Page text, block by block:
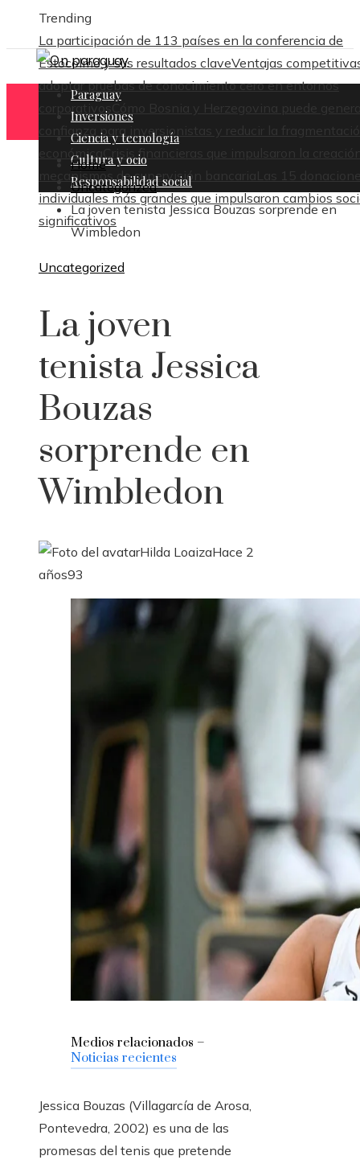
Trending
La participación de 113 países en la conferencia de
Estocolmo y sus resultados claveVentajas
adoptar pruebas de conocimiento cero en entornos
corporativos
Cómo Bosnia y Herzegovina puede
confianza para inversionistas y reducir la
económica
Crisis financieras que impulsaron la
mecanismos de supervisión bancaria
Las 15
individuales más grandes que impulsaron cambios
significativos
Paraguay
Inversiones
Ciencia y tecnología
Cultura y ocio
Responsabilidad social
Home
Uncategorized
La joven tenista Jessica Bouzas sorprende en
Wimbledon
Uncategorized
La joven
tenista Jessica
Bouzas
sorprende en
Wimbledon
Hilda LoaizaHace 2
años93
Medios relacionados –
Noticias recientes
Jessica Bouzas (Villagarcía de Arosa,
Pontevedra, 2002) es una de las
promesas del tenis que pretende